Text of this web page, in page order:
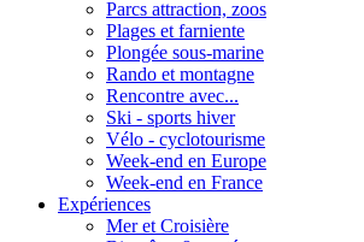
Parcs attraction, zoos
Plages et farniente
Plongée sous-marine
Rando et montagne
Rencontre avec...
Ski - sports hiver
Vélo - cyclotourisme
Week-end en Europe
Week-end en France
Expériences
Mer et Croisière